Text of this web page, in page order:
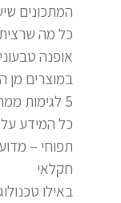
המתכונים
כל מה
אופנה
במוצרים מן
5 לגימות ממחוזות היין הנחשקים בעולם
כל המידע
תפוחי –
חקלאי
באילו